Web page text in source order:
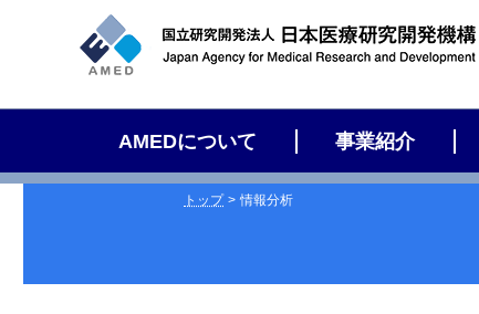
AMEDについて 事業紹介
トップ 情報分析